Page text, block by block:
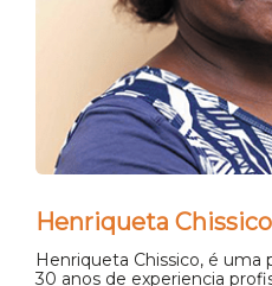
Henriqueta
Henriqueta Chissico, é uma
30 anos de experiencia